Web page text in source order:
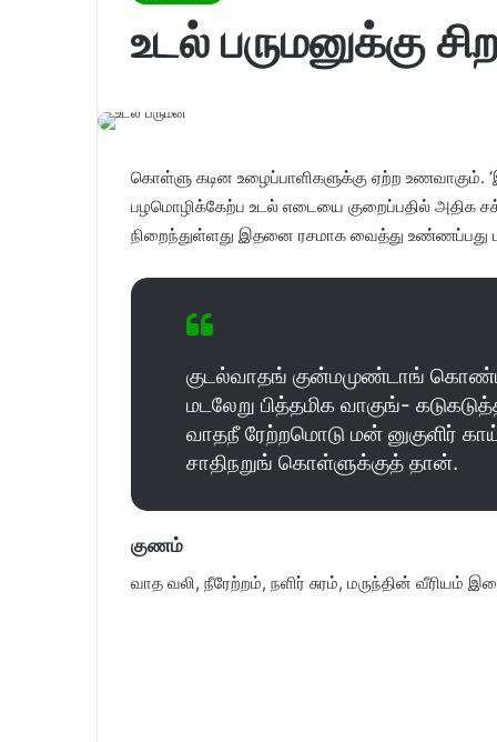
உடல் பருமனுக்கு
கொள்ளு கடின உழைப்பாளிகளுக்கு ஏற்ற
பழமொழிக்கேற்ப உடல் எடையை குறைப்பதில் அதிக
நிறைந்துள்ளது இதனை ரசமாக வைத்து உண்ணப்பது
குடல்வாதங் குன்மமுண்டாங்
மடலேறு பித்தமிக வாகுங்-
வாதநீ ரேற்றமொடு மன் னுகுளிர்
சாதிநறுங் கொள்ளுக்குத் தான்.
குணம்
வாத வலி, நீரேற்றம், நளிர் சுரம், மருந்தின்